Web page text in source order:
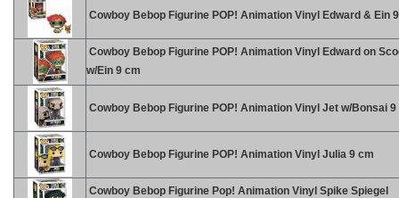
Cowboy Bebop Figurine POP! Animation Vinyl Edward & Ein
Cowboy Bebop Figurine POP! Animation Vinyl Edward on
w/Ein 9 cm
Cowboy Bebop Figurine POP! Animation Vinyl Jet w/Bonsai 9
Cowboy Bebop Figurine POP! Animation Vinyl Julia 9 cm
Cowboy Bebop Figurine Pop! Animation Vinyl Spike Spiegel